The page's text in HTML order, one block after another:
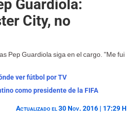
Guardiola:
City, no
Pep Guardiola siga en el cargo. "Me fui
ver fútbol por TV
como presidente de la FIFA
Actualizado el 30 Nov. 2016 | 17:29 H